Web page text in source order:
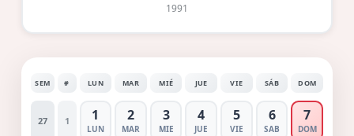
1991
SEM # LUN MAR MIÉ JUE VIE SÁB DOM
27 1 1
LUN
2
MAR
3
MIE
4
JUE
5
VIE
6
SAB
7
DOM